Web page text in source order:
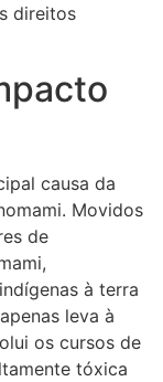
direitos
causa da
Movidos
de
à terra
leva à
os cursos de
tóxica